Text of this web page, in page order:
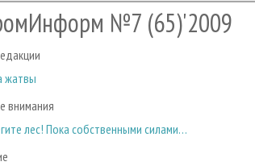
№7 (65)'2009
жатвы
внимания
лес! Пока собственными силами…